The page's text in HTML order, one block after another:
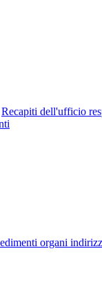
Recapiti dell'ufficio
organi